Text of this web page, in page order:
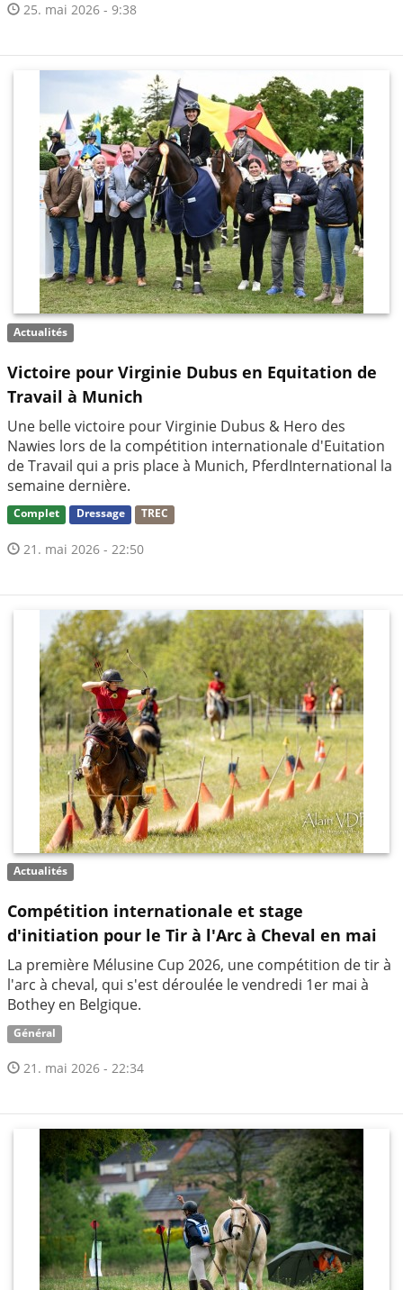
25. mai 2026 - 9:38
Actualités
Victoire pour Virginie Dubus en Equitation de
Travail à Munich
Une belle victoire pour Virginie Dubus & Hero des
Nawies lors de la compétition internationale d'Euitation
de Travail qui a pris place à Munich, PferdInternational la
semaine dernière.
Complet Dressage TREC
21. mai 2026 - 22:50
Actualités
Compétition internationale et stage
d'initiation pour le Tir à l'Arc à Cheval en mai
La première Mélusine Cup 2026, une compétition de tir à
l'arc à cheval, qui s'est déroulée le vendredi 1er mai à
Bothey en Belgique.
Général
21. mai 2026 - 22:34